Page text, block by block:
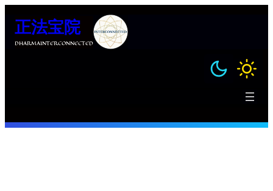
正法宝院
DHARMAINTERCONNECTED